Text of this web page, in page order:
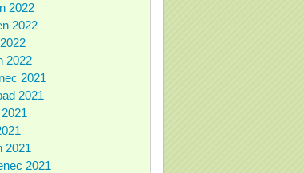
2022
2022
2022
2021
2021
2021
2021